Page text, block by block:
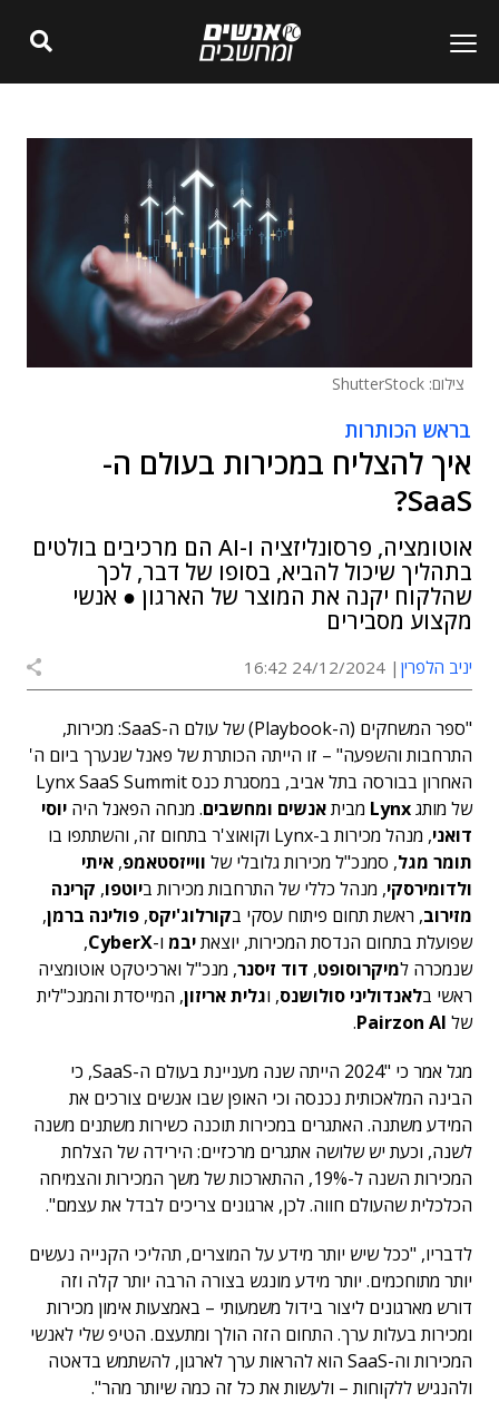
צילום: ShutterStock
בראש הכותרות
איך להצליח במכירות בעולם ה-
SaaS?
אוטומציה, פרסונליזציה ו-AI הם מרכיבים בולטים
בתהליך שיכול להביא, בסופו של דבר, לכך
שהלקוח יקנה את המוצר של הארגון ● אנשי
מקצוע מסבירים
יניב הלפרין 24/12/2024 16:42
"ספר המשחקים (ה-Playbook) של עולם ה-SaaS: מכירות,
התרחבות והשפעה" – זו הייתה הכותרת של פאנל שנערך ביום ה'
האחרון בבורסה בתל אביב, במסגרת כנס Lynx SaaS Summit
של מותגLynx מביתאנשים ומחשבים. מנחה הפאנל היה יוסי
דואני, מנהל מכירות ב-Lynx וקואוצ'ר בתחום זה, והשתתפו בו
תומר מגל, סמנכ"ל מכירות גלובלי של ווייזסטאמפ, איתי
ולדומירסקי, מנהל כללי של התרחבות מכירות ביוטפו, קרינה
מזירוב, ראשת תחום פיתוח עסקי בקורלוג'יקס, פולינה ברמן,
שפועלת בתחום הנדסת המכירות, יוצאתיבמ ו-CyberX
,
שנמכרה למיקרוסופט, דוד זיסנר, מנכ"ל וארכיטקט אוטומציה
ראשי בלאנדוליני סולושנס, וגלית אריזון, המייסדת והמנכ"לית
של Pairzon AI
.
מגל אמר כי "2024 הייתה שנה מעניינת בעולם ה-SaaS, כי
הבינה המלאכותית נכנסה וכי האופן שבו אנשים צורכים את
המידע משתנה. האתגרים במכירות תוכנה כשירות משתנים משנה
לשנה, וכעת יש שלושה אתגרים מרכזיים: הירידה של הצלחת
המכירות השנה ל-19%, ההתארכות של משך המכירות והצמיחה
הכלכלית שהעולם חווה. לכן, ארגונים צריכים לבדל את עצמם".
לדבריו, "ככל שיש יותר מידע על המוצרים, תהליכי הקנייה נעשים
יותר מתוחכמים. יותר מידע מונגש בצורה הרבה יותר קלה וזה
דורש מארגונים ליצור בידול משמעותי – באמצעות אימון מכירות
ומכירות בעלות ערך. התחום הזה הולך ומתעצם. הטיפ שלי לאנשי
המכירות וה-SaaS הוא להראות ערך לארגון, להשתמש בדאטה
ולהנגיש ללקוחות – ולעשות את כל זה כמה שיותר מהר".